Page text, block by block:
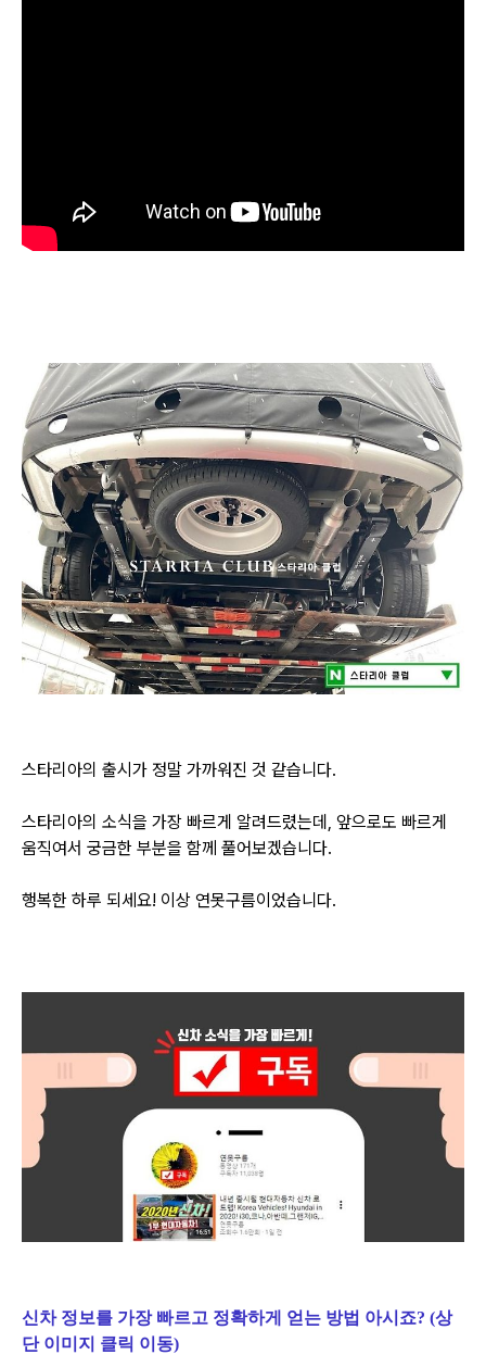
스타리아의 출시가 정말 가까워진 것 같습니다.
스타리아의 소식을 가장 빠르게 알려드렸는데, 앞으로도 빠르게
움직여서 궁금한 부분을 함께 풀어보겠습니다.
행복한 하루 되세요! 이상 연못구름이었습니다.
신차 정보를 가장 빠르고 정확하게 얻는 방법 아시죠? (상
단 이미지 클릭 이동)